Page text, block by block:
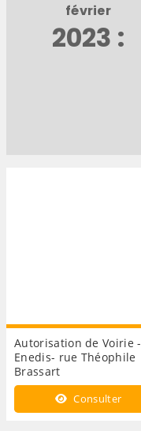
février
2023 :
Autorisation de Voirie -
Enedis- rue Théophile
Brassart
Consulter